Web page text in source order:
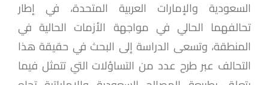
السعودية والإمارات العربية المتحدة، في إطار
تحالفهما الحالي في مواجهة الأزمات الحالية في
المنطقة، وتسعى الدراسة إلى البحث في حقيقة هذا
التحالف عبر طرح عدد من التساؤلات التي تتمثل فيما